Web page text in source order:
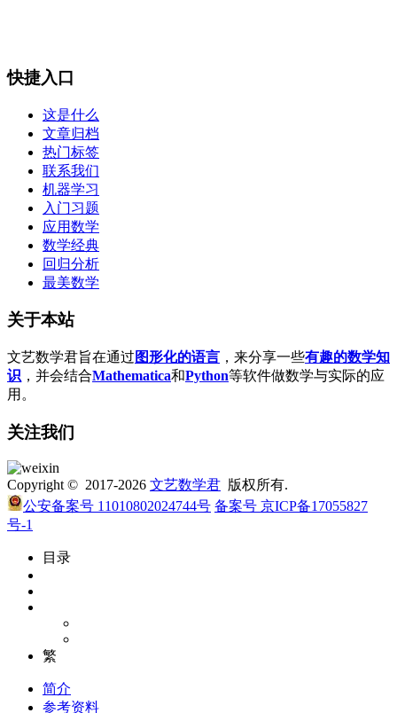
快捷入口
这是什么
文章归档
热门标签
联系我们
机器学习
入门习题
应用数学
数学经典
回归分析
最美数学
关于本站
文艺数学君旨在通过 图形化的语言 ，来分享一些有趣的数学知
识 ，并会结合Mathematica和Python等软件做数学与实际的应
用。
关注我们
Copyright © 2017-2026 文艺数学君 版权所有.
公安备案号 11010802024744号 备案号 京ICP备17055827
号-1
目录
繁
简介
参考资料